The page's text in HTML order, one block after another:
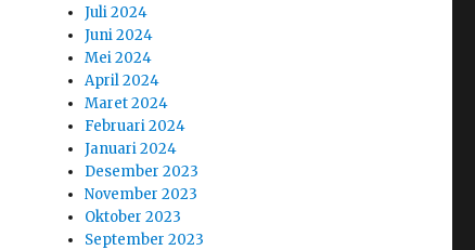
Juli 2024
Juni 2024
Mei 2024
April 2024
Maret 2024
Februari 2024
Januari 2024
Desember 2023
November 2023
Oktober 2023
September 2023